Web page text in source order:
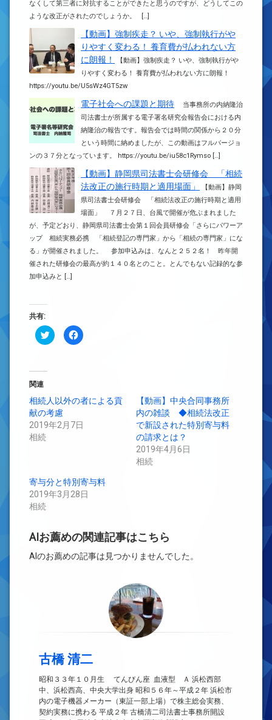
なくして第三者に対抗することができたと思うのですが、どうしてこの
ような改正がされたのでしょうか。 […]
【動画】強制疾走？ いや、強制執行がや
りやすく変わる！ 養育費が払われない方
に朗報！
【動画】強制疾走？ いや、強制執行がや
りやすく変わる！ 養育費が払われない方に朗報！
https://youtu.be/U5sWz4GT5zw
電子社会への課題と期待
当事務所の内納隆治
司法書士が所属する電子署名研究会報告会における内
納隆治の報告です。報告会では時間の関係から２０分
という時間に納めましたが、この動画はフルバージョ
ンの３７分となっています。 https://youtu.be/iu58c1Rymso […]
【動画】静岡県司法書士会研修会 「相続
法改正の施行時期と適用場面」
【動画】静岡
県司法書士会研修会 「相続法改正の施行時期と適用
場面」 ７月２７日、台風で開催が危ぶまれました
が、予定どおり、静岡県司法書士会第１回会員研修会「さらにパワーア
ップ 相続実務必携 「相続登記の専門家」から「相続の専門家」にな
る」が開催されました。 参加申込みは、なんと２５２名！ 昨年開
催された研修会の最高が約１４０名とのこと。とんでもない記録的な参
加申込みと […]
共有:
ク
リ
有
(新
し
い
ウ
き
ま
す)
Facebook
で
リ
ッ
し
て
い
ウ
ィ
ン
開
き
ま
す)
関連
相続人以外の者による貢
献の考慮
2019年2月7日
相続
【動画】中央合同事務所
内の雑談 ◆相続法改正
で新設された特別寄与料
の請求とは？
2019年4月6日
相続
寄与分と特別寄与料
2019年3月28日
相続
AIお薦めの関連記事はこちら
AIのお薦めの記事は見つかりませんでした。
古橋 清二
昭和３３年１０月生 てんびん座 血液型 Ａ 浜松西部
中、浜松西高、中央大学出身 昭和５６年～平成２年 浜松市
内の電子機器メーカー（東証一部上場）で株主総会実務、
契約実務に携わる 平成２年 古橋清二司法書士事務所開設